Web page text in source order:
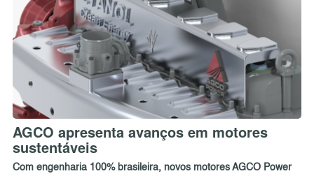
AGCO apresenta avanços em motores
sustentáveis
Com engenharia 100% brasileira, novos motores AGCO Power